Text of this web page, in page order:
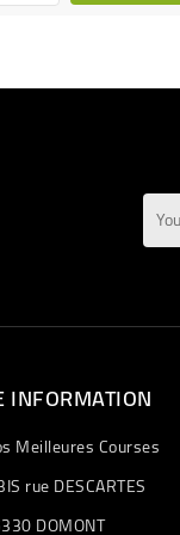
INFORMATION
Meilleures Courses
rue DESCARTES
DOMONT